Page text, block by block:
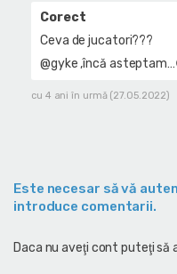
Corect
Ceva de jucatori???
@gyke ,încă
cu 4 ani în urmă (27.05.2022)
Este necesar să vă
introduce comentarii.
Daca nu aveţi cont puteţi să